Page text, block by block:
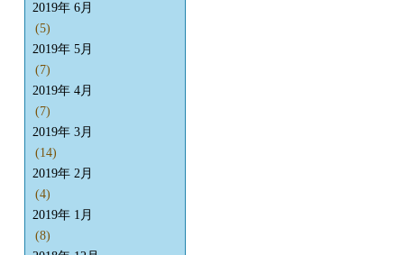
2019年 6月
(5)
2019年 5月
(7)
2019年 4月
(7)
2019年 3月
(14)
2019年 2月
(4)
2019年 1月
(8)